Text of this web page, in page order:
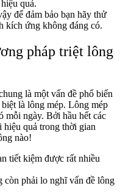
quả.
để đảm bảo bạn hãy thử
kích ứng không đáng có.
pháp triệt lông
là một vấn đề phổ biến
là lông mép. Lông mép
mỗi ngày. Bởi hầu hết các
quả trong thời gian
nào!
tiết kiệm được rất nhiều
phải lo nghĩ vấn đề lông